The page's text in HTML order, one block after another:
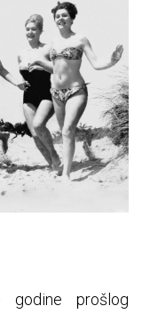
godine prošlog